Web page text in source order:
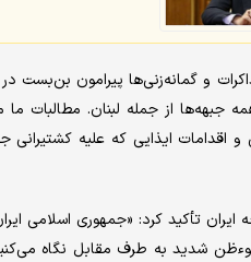
و گمانه‌زنی‌ها پیرامون بن‌بست
جبهه‌ها از جمله لبنان. مطالبات
و اقدامات ایذایی که علیه
ایران تأکید کرد: «جمهوری
سوءظن شدید به طرف مقابل نگاه